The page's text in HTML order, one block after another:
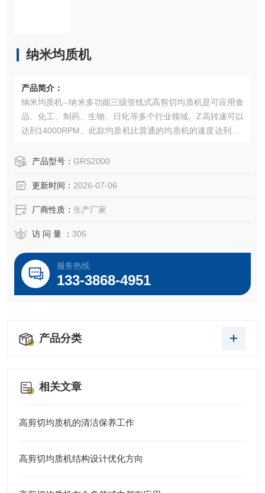
纳米均质机
产品简介：
纳米均质机--纳米多功能三级管线式高剪切均质机是可应用食
品、化工、制药、生物、日化等多个行业领域。Z高转速可以
达到14000RPM。此款均质机比普通的均质机的速度达到4-5
产品型号： GRS2000
更新时间： 2026-07-06
厂商性质： 生产厂家
访 问 量 ： 306
服务热线
133-3868-4951
产品分类
相关文章
高剪切均质机的清洁保养工作
高剪切均质机结构设计优化方向